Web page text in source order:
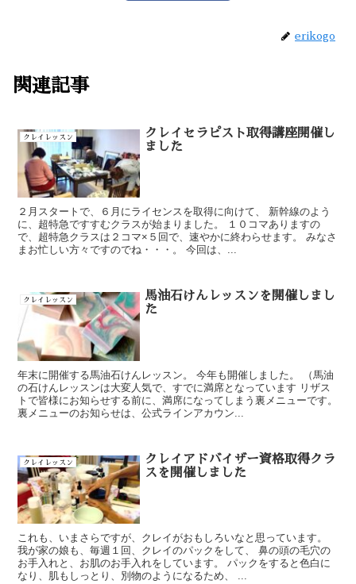
erikogo
関連記事
クレイレッスン
クレイセラピスト取得講座開催し
ました
２月スタートで、６月にライセンスを取得に向けて、 新幹線のよう
に、超特急ですすむクラスが始まりました。 １０コマありますの
で、超特急クラスは２コマ×５回で、速やかに終わらせます。 みなさ
まお忙しい方々ですのでね・・・。 今回は、...
クレイレッスン
馬油石けんレッスンを開催しまし
た
年末に開催する馬油石けんレッスン。 今年も開催しました。 （馬油
の石けんレッスンは大変人気で、すでに満席となっています リザス
トで皆様にお知らせする前に、満席になってしまう裏メニューです。
裏メニューのお知らせは、公式ラインアカウン...
クレイレッスン
クレイアドバイザー資格取得クラ
スを開催しました
これも、いまさらですが、クレイがおもしろいなと思っています。
我が家の娘も、毎週１回、クレイのパックをして、 鼻の頭の毛穴の
お手入れと、お肌のお手入れをしています。 パックをすると色白に
なり、肌もしっとり、別物のようになるため、 ...